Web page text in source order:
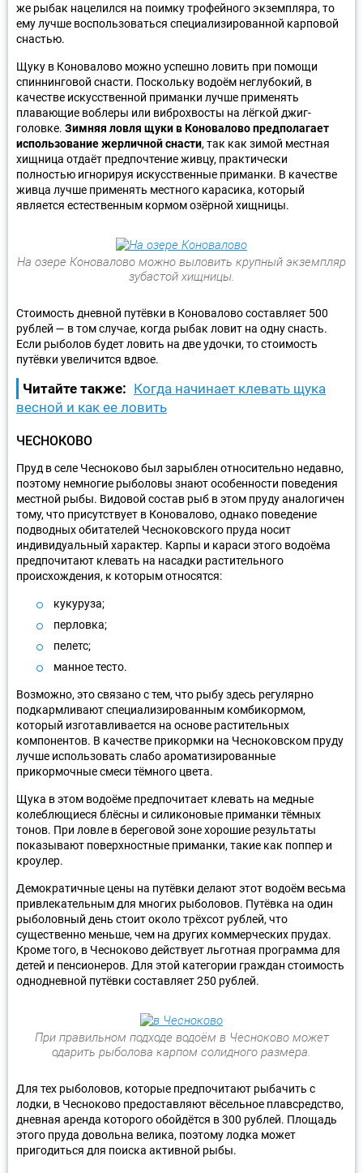
же рыбак нацелился на поимку трофейного экземпляра, то
ему лучше воспользоваться специализированной карповой
снастью.
Щуку в Коновалово можно успешно ловить при помощи
спиннинговой снасти. Поскольку водоём неглубокий, в
качестве искусственной приманки лучше применять
плавающие воблеры или виброхвосты на лёгкой джиг-
головке. Зимняя ловля щуки в Коновалово предполагает
использование жерличной снасти, так как зимой местная
хищница отдаёт предпочтение живцу, практически
полностью игнорируя искусственные приманки. В качестве
живца лучше применять местного карасика, который
является естественным кормом озёрной хищницы.
На озере Коновалово можно выловить крупный экземпляр
зубастой хищницы.
Стоимость дневной путёвки в Коновалово составляет 500
рублей — в том случае, когда рыбак ловит на одну снасть.
Если рыболов будет ловить на две удочки, то стоимость
путёвки увеличится вдвое.
Читайте также: Когда начинает клевать щука
весной и как ее ловить
ЧЕСНОКОВО
Пруд в селе Чесноково был зарыблен относительно недавно,
поэтому немногие рыболовы знают особенности поведения
местной рыбы. Видовой состав рыб в этом пруду аналогичен
тому, что присутствует в Коновалово, однако поведение
подводных обитателей Чесноковского пруда носит
индивидуальный характер. Карпы и караси этого водоёма
предпочитают клевать на насадки растительного
происхождения, к которым относятся:
кукуруза;
перловка;
пелетс;
манное тесто.
Возможно, это связано с тем, что рыбу здесь регулярно
подкармливают специализированным комбикормом,
который изготавливается на основе растительных
компонентов. В качестве прикормки на Чесноковском пруду
лучше использовать слабо ароматизированные
прикормочные смеси тёмного цвета.
Щука в этом водоёме предпочитает клевать на медные
колеблющиеся блёсны и силиконовые приманки тёмных
тонов. При ловле в береговой зоне хорошие результаты
показывают поверхностные приманки, такие как поппер и
кроулер.
Демократичные цены на путёвки делают этот водоём весьма
привлекательным для многих рыболовов. Путёвка на один
рыболовный день стоит около трёхсот рублей, что
существенно меньше, чем на других коммерческих прудах.
Кроме того, в Чесноково действует льготная программа для
детей и пенсионеров. Для этой категории граждан стоимость
однодневной путёвки составляет 250 рублей.
При правильном подходе водоём в Чесноково может
одарить рыболова карпом солидного размера.
Для тех рыболовов, которые предпочитают рыбачить с
лодки, в Чесноково предоставляют вёсельное плавсредство,
дневная аренда которого обойдётся в 300 рублей. Площадь
этого пруда довольна велика, поэтому лодка может
пригодиться для поиска активной рыбы.